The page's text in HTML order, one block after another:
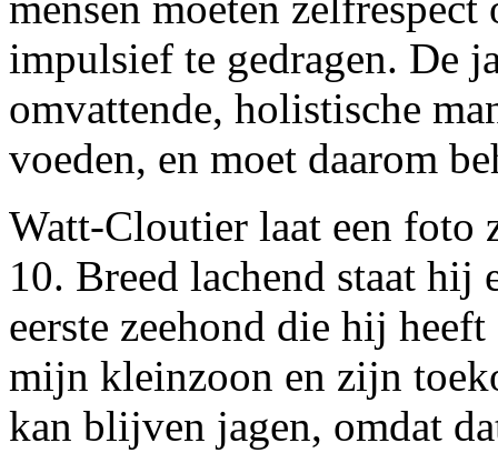
impulsief te gedragen. De
omvattende, holistische
voeden, en moet daarom
Watt-Cloutier laat een foto
10. Breed lachend staat hij
eerste zeehond die hij
mijn kleinzoon en zijn
kan blijven jagen, omdat